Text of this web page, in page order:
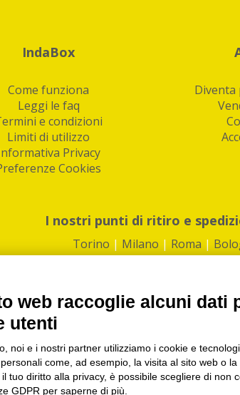
IndaBox
Come funziona
Leggi le faq
e condizioni
Limiti di utilizzo
Privacy
Cookies
I nostri punti di ritiro e
Torino | Milano | Roma |
PI/CF/N°Iscr.: 10821360012 | REA: RM 1494760 |
IndaBox | Oltre 11.500 punti di ritiro tra Bar, Tabaccai,
web raccoglie alcuni dati
utenti
noi e i nostri partner utilizziamo i cookie e
come, ad esempio, la visita al sito web o
tuo diritto alla privacy, è possibile scegliere di non
GDPR per saperne di più.